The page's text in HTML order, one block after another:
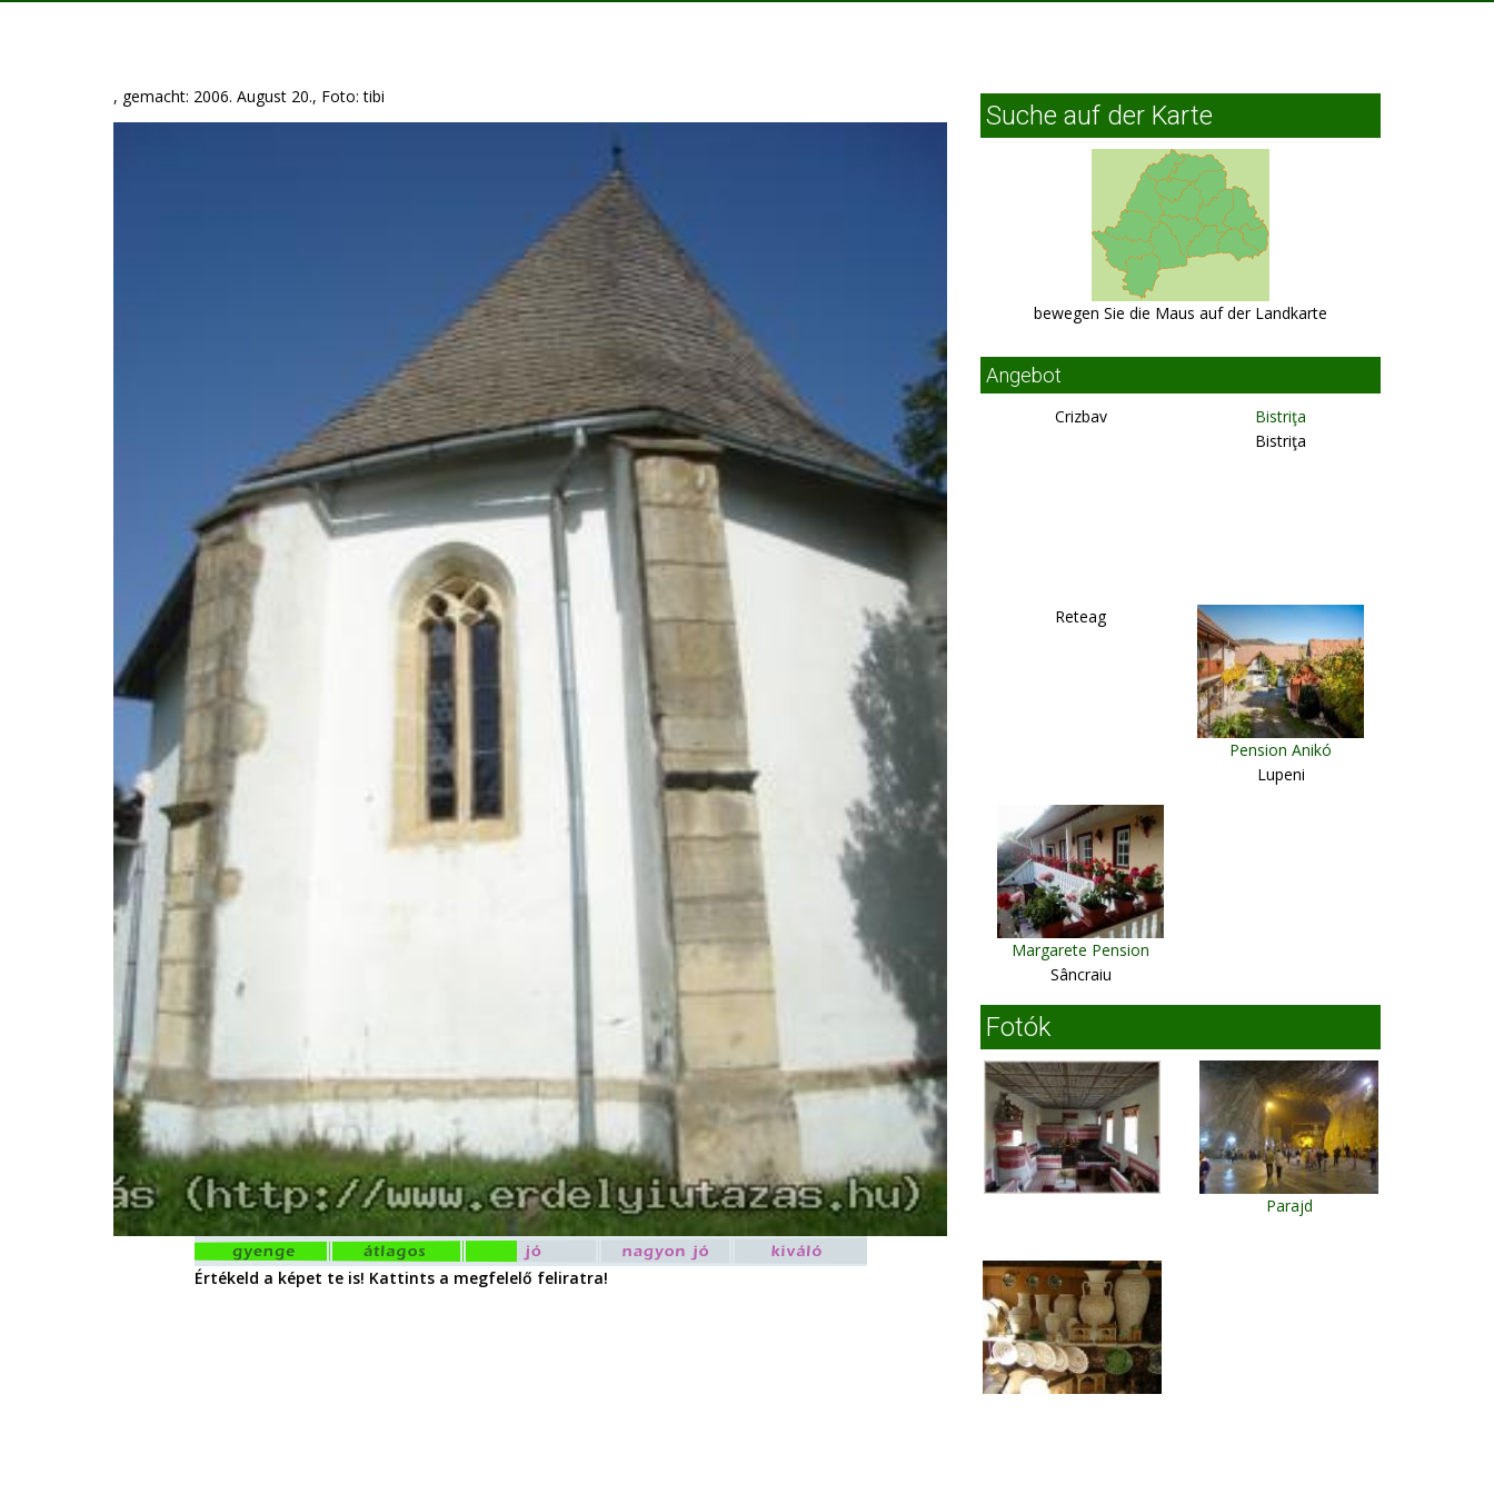
, gemacht: 2006. August 20., Foto: tibi
Értékeld a képet te is! Kattints a megfelelő feliratra!
Suche auf der Karte
bewegen Sie die Maus auf der Landkarte
Angebot
Crizbav
Bistriţa
Bistriţa
Reteag
Pension Anikó
Lupeni
Margarete Pension
Sâncraiu
Fotók
Parajd